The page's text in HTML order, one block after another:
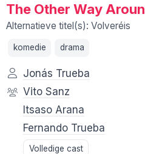
The Other Way
Alternatieve titel(s): Volveréis
komedie drama
Jonás Trueba
Vito Sanz
Itsaso Arana
Fernando Trueba
Volledige cast